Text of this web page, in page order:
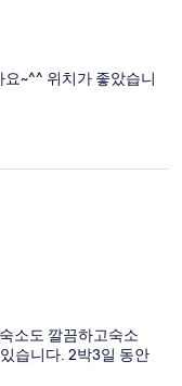
~^^ 위치가 좋았습니
소도 깔끔하고숙소
습니다. 2박3일 동안